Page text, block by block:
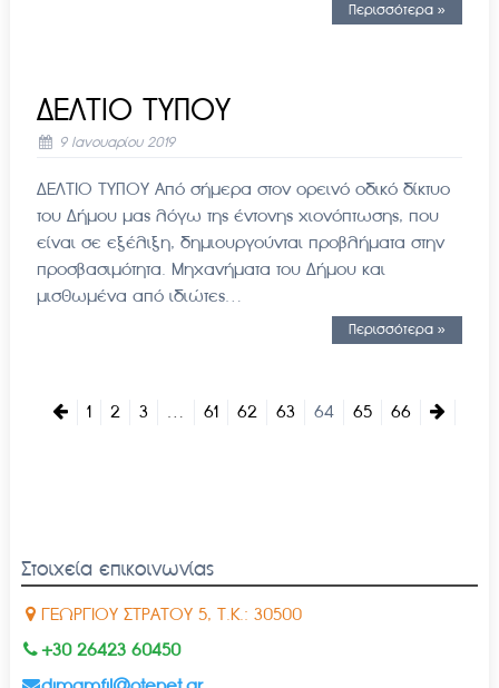
Περισσότερα »
ΔΕΛΤΙΟ ΤΥΠΟΥ
9 Ιανουαρίου 2019
ΔΕΛΤΙΟ ΤΥΠΟΥ Από σήμερα στον ορεινό οδικό δίκτυο
του Δήμου μας λόγω της έντονης χιονόπτωσης, που
είναι σε εξέλιξη, δημιουργούνται προβλήματα στην
προσβασιμότητα. Μηχανήματα του Δήμου και
μισθωμένα από ιδιώτες…
Περισσότερα »
1 2 3 … 61 62 63 64 65 66
Στοιχεία επικοινωνίας
ΓΕΩΡΓΙΟΥ ΣΤΡΑΤΟΥ 5, Τ.Κ.: 30500
+30 26423 60450